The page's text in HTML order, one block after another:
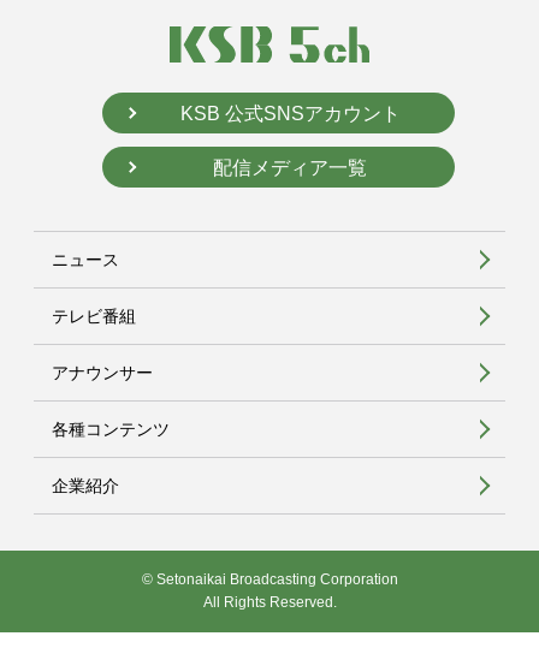
KSB 公式SNSアカウント
配信メディア一覧
ニュース
テレビ番組
アナウンサー
各種コンテンツ
企業紹介
© Setonaikai Broadcasting Corporation
All Rights Reserved.